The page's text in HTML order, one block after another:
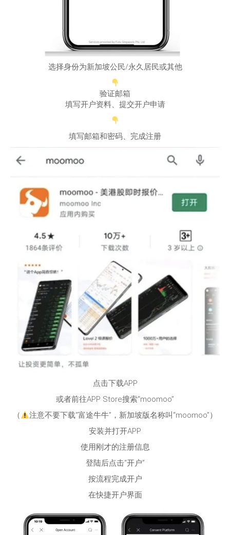
选择身份为新加坡公民/永久居民或其他
验证邮箱
填写开户资料、提交开户申请
填写邮箱和密码、完成注册
点击下载APP
或者前往APP Store搜索“moomoo”
（
注意不要下载“富途牛牛”，新加坡版名称叫“moomoo”）
安装并打开APP
使用刚才的注册信息
登陆后点击“开户”
按流程完成开户
在快捷开户界面